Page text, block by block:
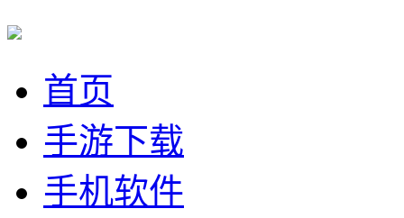
首页
手游下载
手机软件